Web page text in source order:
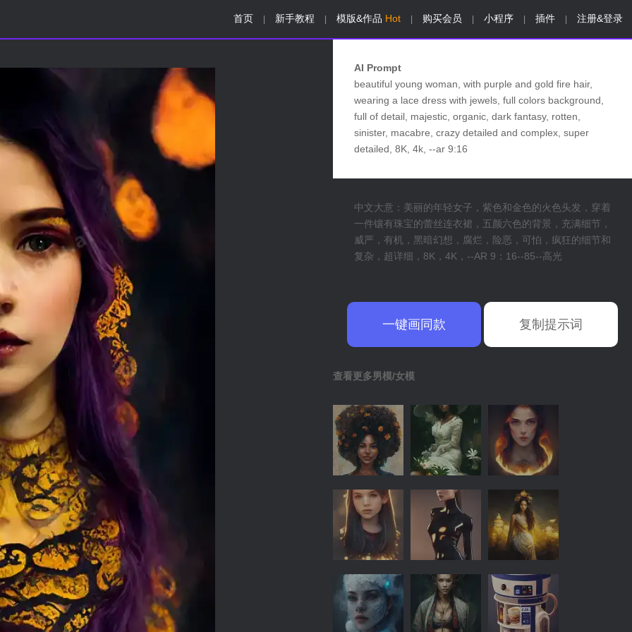
首页 新手教程 模版&作品 Hot 购买会员 小程序 插件 注册&登录
AI Prompt
beautiful young woman, with purple and gold fire hair,
wearing a lace dress with jewels, full colors background,
full of detail, majestic, organic, dark fantasy, rotten,
sinister, macabre, crazy detailed and complex, super
detailed, 8K, 4k, --ar 9:16
中文大意：美丽的年轻女子，紫色和金色的火色头发，穿着
一件镶有珠宝的蕾丝连衣裙，五颜六色的背景，充满细节，
威严，有机，黑暗幻想，腐烂，险恶，可怕，疯狂的细节和
复杂，超详细，8K，4K，--AR 9：16--85--高光
一键画同款 复制提示词
查看更多男模/女模